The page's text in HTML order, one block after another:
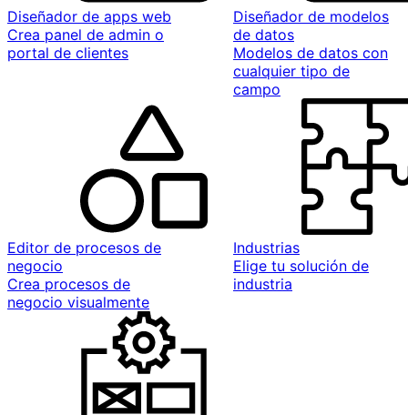
Diseñador de apps web
Crea panel de admin o
portal de clientes
Diseñador de modelos
de datos
Modelos de datos con
cualquier tipo de
campo
Editor de procesos de
negocio
Crea procesos de
negocio visualmente
Industrias
Elige tu solución de
industria